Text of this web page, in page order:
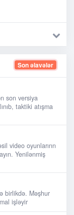
Son əlavələr
son versiya
taktiki atışma
video oyunlarınn
Yenilənmiş
birlikdə. Məşhur
işləyir